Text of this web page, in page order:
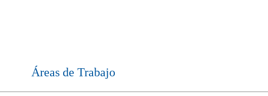
Áreas de Trabajo